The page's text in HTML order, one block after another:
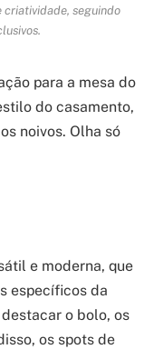
criatividade, seguindo
para a mesa do
do casamento,
noivos. Olha só
e moderna, que
específicos da
o bolo, os
os spots de